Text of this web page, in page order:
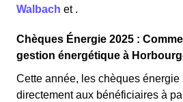
Walbach et .
Chèques Énergie 2025 :
gestion énergétique à
Cette année, les chèques énergie
directement aux bénéficiaires à